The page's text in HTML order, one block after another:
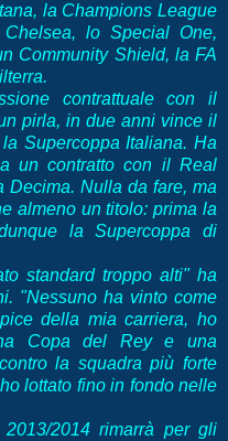
la Champions League
lo Special One,
Community Shield, la FA
contrattuale con il
pirla, in due anni vince il
Supercoppa Italiana. Ha
un contratto con il Real
Decima. Nulla da fare, ma
almeno un titolo: prima la
la Supercoppa di
standard troppo alti" ha
"Nessuno ha vinto come
della mia carriera, ho
Copa del Rey e una
la squadra più forte
lottato fino in fondo nelle
2014 rimarrà per gli